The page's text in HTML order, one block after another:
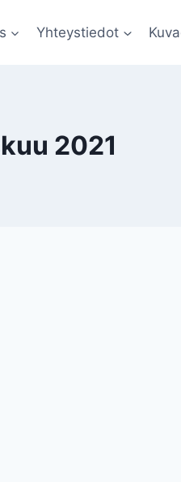
Yhteystiedot
2021